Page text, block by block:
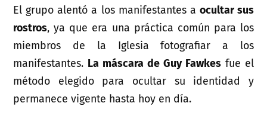
El grupo alentó a los manifestantes a ocultar sus
rostros, ya que era una práctica común para los
miembros de la Iglesia fotografiar a los
manifestantes. La máscara de Guy Fawkesfue el
método elegido para ocultar su identidad y
permanece vigente hasta hoy en día.